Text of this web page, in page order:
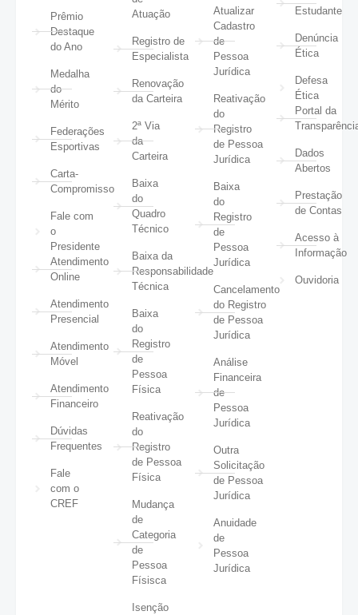
Prêmio
Destaque
do Ano
Medalha
do
Mérito
Federações
Esportivas
Carta-
Compromisso
Fale com
o
Presidente
Atendimento
Online
Atendimento
Presencial
Atendimento
Móvel
Atendimento
Financeiro
Dúvidas
Frequentes
Fale
com o
CREF
Atuação
Registro de
Especialista
Renovação
da Carteira
2ª Via
da
Carteira
Baixa
do
Quadro
Técnico
Baixa da
Responsabilidade
Técnica
Baixa
do
Registro
de
Pessoa
Física
Reativação
do
Registro
de Pessoa
Física
Mudança
de
Categoria
de
Pessoa
Físisca
Isenção
Atualizar
Cadastro
de
Pessoa
Jurídica
Reativação
do
Registro
de Pessoa
Jurídica
Baixa
do
Registro
de
Pessoa
Jurídica
Cancelamento
do Registro
de Pessoa
Jurídica
Análise
Financeira
de
Pessoa
Jurídica
Outra
Solicitação
de Pessoa
Jurídica
Anuidade
de
Pessoa
Jurídica
Estudante
Denúncia
Ética
Defesa
Ética
Portal da
Dados
Abertos
Prestação
de Contas
Acesso à
Informação
Ouvidoria